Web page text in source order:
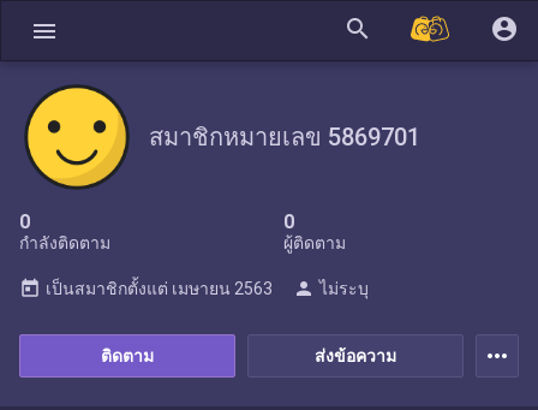
menu search account_circle
สมาชิกหมายเลข 5869701
0
กำลังติดตาม
0
ผู้ติดตาม
ส่งข้อความ
ติดตาม
today เป็นสมาชิกตั้งแต่ เมษายน 2563 person ไม่ระบุ
more_horiz